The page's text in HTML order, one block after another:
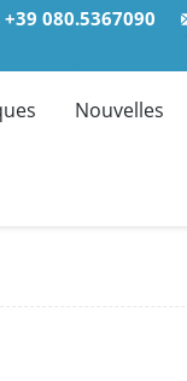
+39 080.5367090
Nouvelles